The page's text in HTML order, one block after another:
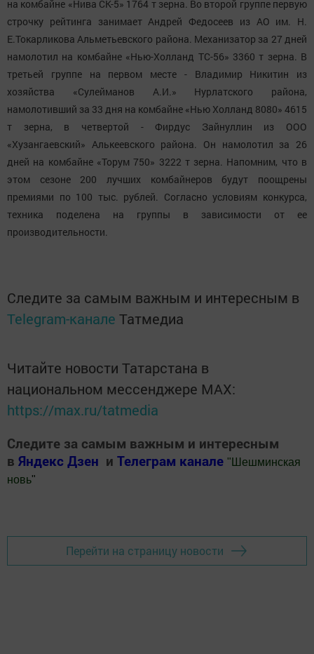
на комбайне «Нива СК-5» 1764 т зерна. Во второй группе первую
строчку рейтинга занимает Андрей Федосеев из АО им. Н.
Е.Токарликова Альметьевского района. Механизатор за 27 дней
намолотил на комбайне «Нью-Холланд ТС-56» 3360 т зерна. В
третьей группе на первом месте - Владимир Никитин из
хозяйства «Сулейманов А.И.» Нурлатского района,
намолотивший за 33 дня на комбайне «Нью Холланд 8080» 4615
т зерна, в четвертой - Фирдус Зайнуллин из ООО
«Хузангаевский» Алькеевского района. Он намолотил за 26
дней на комбайне «Торум 750» 3222 т зерна. Напомним, что в
этом сезоне 200 лучших комбайнеров будут поощрены
премиями по 100 тыс. рублей. Согласно условиям конкурса,
техника поделена на группы в зависимости от ее
производительности.
Следите за самым важным и интересным в
Telegram-канале Татмедиа
Читайте новости Татарстана в
национальном мессенджере MАХ:
https://max.ru/tatmedia
Следите за самым важным и интересным
в Яндекс Дзен и Телеграм канале " Шешминская
новь"
Перейти на страницу новости